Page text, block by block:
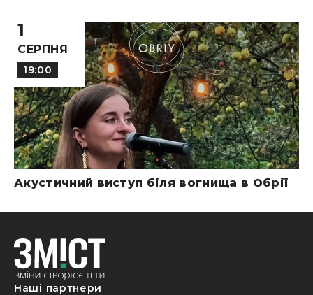
1
СЕРПНЯ
19:00
Акустичний виступ біля вогнища в Обрії
Наші партнери